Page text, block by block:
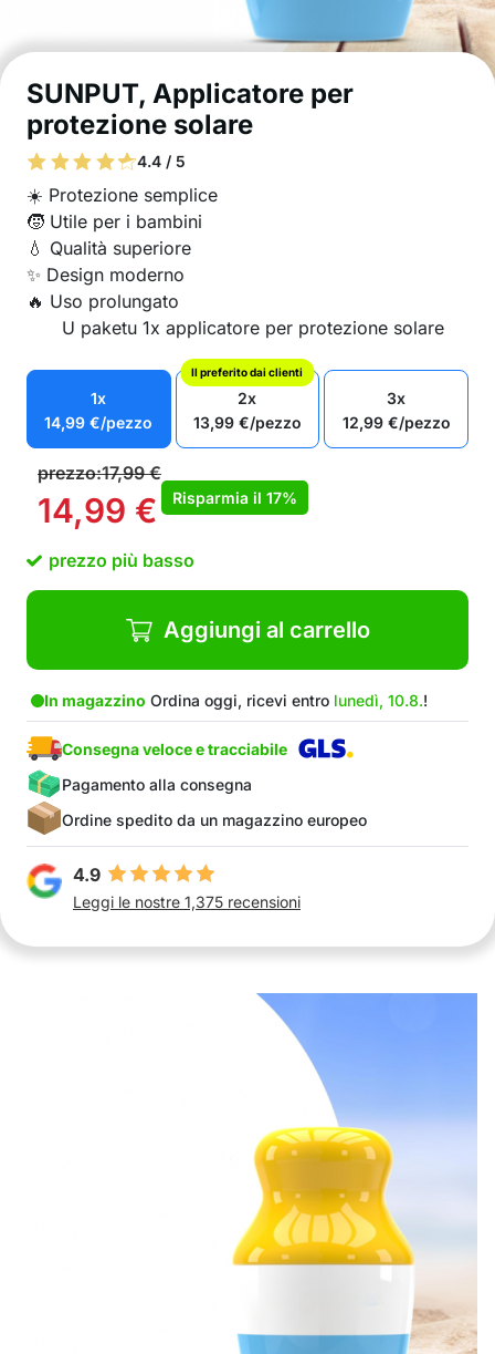
SUNPUT, Applicatore per
protezione solare
4.4 / 5
☀️ Protezione semplice
🧒 Utile per i bambini
💧 Qualità superiore
✨ Design moderno
🔥 Uso prolungato
U paketu 1x applicatore per protezione solare
1x
14,99€/pezzo
Il preferito dai clienti
2x
13,99 €/pezzo
3x
12,99 €/pezzo
prezzo:17,99€
14,99 € Risparmia il 17%
prezzo più basso
Aggiungi al carrello
In magazzino Ordina oggi, ricevi entro lunedì, 10.8.!
Consegna veloce e tracciabile
Pagamento alla consegna
Ordine spedito da un magazzino europeo
4.9
Leggi le nostre 1,375 recensioni